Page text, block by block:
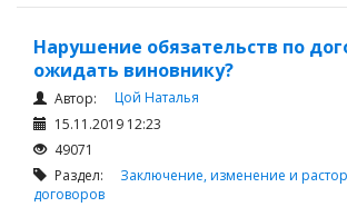
Нарушение обязательств по
ожидать виновнику?
Автор:
Цой Наталья
15.11.2019 12:23
49071
Раздел: Заключение, изменение и
договоров